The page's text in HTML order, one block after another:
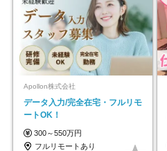
Apollon株式会社
データ入力/完全在宅・フルリモ
ートOK！
300～550万円
フルリモートあり